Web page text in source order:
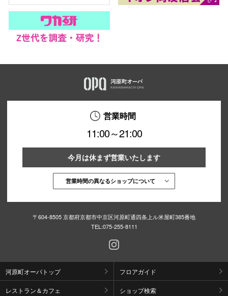
営業時間
11:00～21:00
今月は休まず営業いたします
営業時間の異なるショップについて
〒604-8505 京都府京都市中京区河原町通四条上ル米屋町385番地
TEL:075-255-8111
河原町オーパトップ フロアガイド
レストラン＆カフェ ショップ検索